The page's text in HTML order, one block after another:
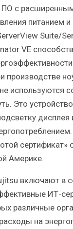
ПО с
питанием
Suite/
VE
производстве
используются
Это
дисплея
сертификат»
Америке.
включают в
ИТ-
различные
на